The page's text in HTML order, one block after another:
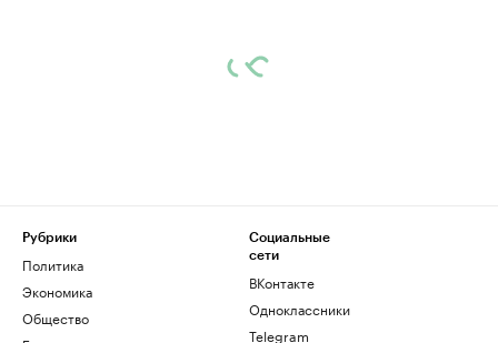
Рубрики
Политика
Экономика
Общество
Социальные
сети
ВКонтакте
Одноклассники
Telegram